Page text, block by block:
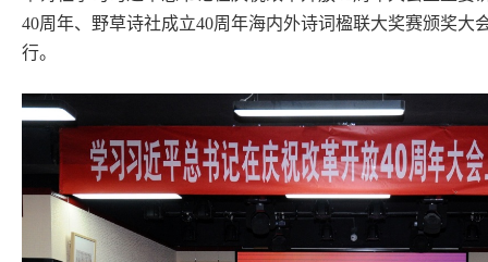
40周年、野草诗社成立40周年海内外诗词楹联大奖赛颁奖大
行。